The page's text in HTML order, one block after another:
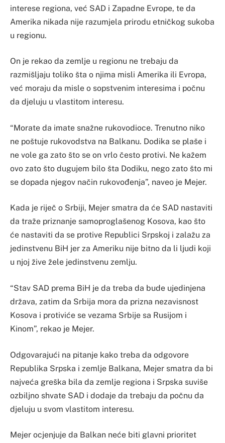
interese regiona, već SAD i Zapadne Evrope, te da
Amerika nikada nije razumjela prirodu etničkog sukoba
u regionu.
On je rekao da zemlje u regionu ne trebaju da
razmišljaju toliko šta o njima misli Amerika ili Evropa,
već moraju da misle o sopstvenim interesima i počnu
da djeluju u vlastitom interesu.
“Morate da imate snažne rukovodioce. Trenutno niko
ne poštuje rukovodstva na Balkanu. Dodika se plaše i
ne vole ga zato što se on vrlo često protivi. Ne kažem
ovo zato što dugujem bilo šta Dodiku, nego zato što mi
se dopada njegov način rukovođenja”, naveo je Mejer.
Kada je riječ o Srbiji, Mejer smatra da će SAD nastaviti
da traže priznanje samoproglašenog Kosova, kao što
će nastaviti da se protive Republici Srpskoj i zalažu za
jedinstvenu BiH jer za Ameriku nije bitno da li ljudi koji
u njoj žive žele jedinstvenu zemlju.
“Stav SAD prema BiH je da treba da bude ujedinjena
država, zatim da Srbija mora da prizna nezavisnost
Kosova i protiviće se vezama Srbije sa Rusijom i
Kinom”, rekao je Mejer.
Odgovarajući na pitanje kako treba da odgovore
Republika Srpska i zemlje Balkana, Mejer smatra da bi
najveća greška bila da zemlje regiona i Srpska suviše
ozbiljno shvate SAD i dodaje da trebaju da počnu da
djeluju u svom vlastitom interesu.
Mejer ocjenjuje da Balkan neće biti glavni prioritet